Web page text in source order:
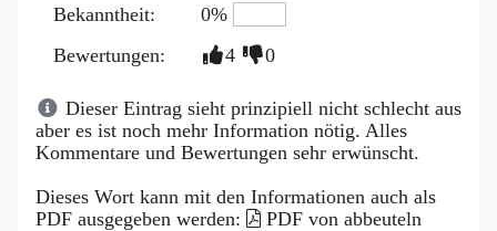
Bekanntheit:
0%
Bewertungen:
4 0
Dieser Eintrag sieht prinzipiell nicht schlecht aus
aber es ist noch mehr Information nötig. Alles
Kommentare und Bewertungen sehr erwünscht.
Dieses Wort kann mit den Informationen auch als
PDF ausgegeben werden:
PDF von abbeuteln